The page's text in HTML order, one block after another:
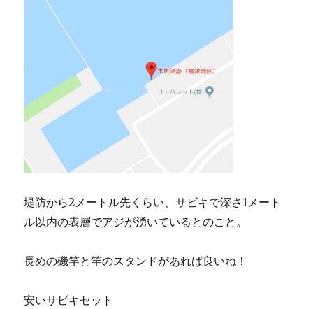
堤防から2メートル先くらい、サビキで深さ1メート
ル以内の表層でアジが湧いているとのこと。
長めの磯竿と竿のスタンドがあれば良いね！
安いサビキセット